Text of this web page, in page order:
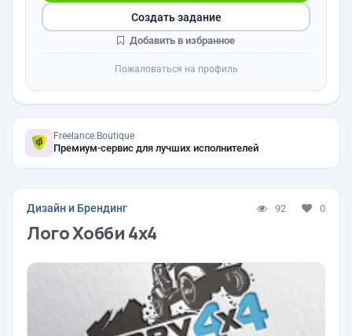
Создать задание
Добавить в избранное
Пожаловаться на профиль
Freelance.Boutique
Премиум-сервис для лучших исполнителей
Дизайн и Брендинг 92 0
Лого Хобби 4х4